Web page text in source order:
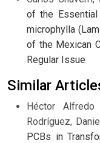
of the
microphylla
of the Mexican
Regular Issue
Similar
Héctor Alfredo
Rodríguez,
PCBs in